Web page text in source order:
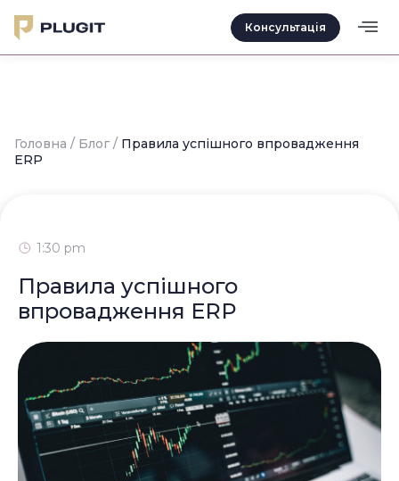
Консультація
Головна / Блог / Правила успішного впровадження
ERP
1:30 pm
Правила успішного
впровадження ERP